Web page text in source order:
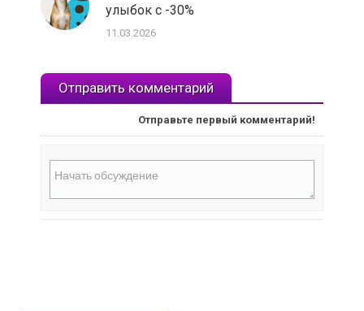
улыбок с -30%
11.03.2026
Отправить комментарий
Отправьте первый комментарий!